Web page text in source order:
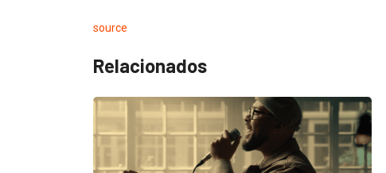
source
Relacionados